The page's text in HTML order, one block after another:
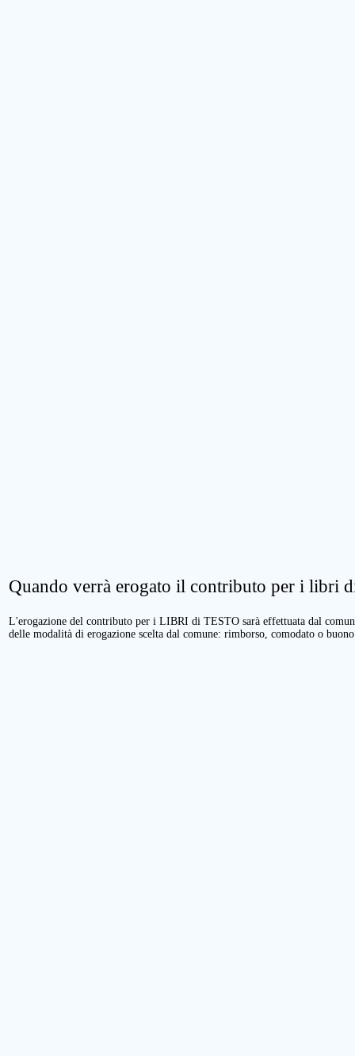
Quando verrà erogato il contributo per i libri
L'erogazione del contributo per i LIBRI di TESTO sarà effettuata dal
delle modalità di erogazione scelta dal comune: rimborso, comodato o